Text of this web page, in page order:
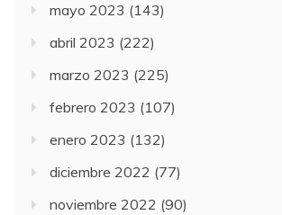
mayo 2023 (143)
abril 2023 (222)
marzo 2023 (225)
febrero 2023 (107)
enero 2023 (132)
diciembre 2022 (77)
noviembre 2022 (90)